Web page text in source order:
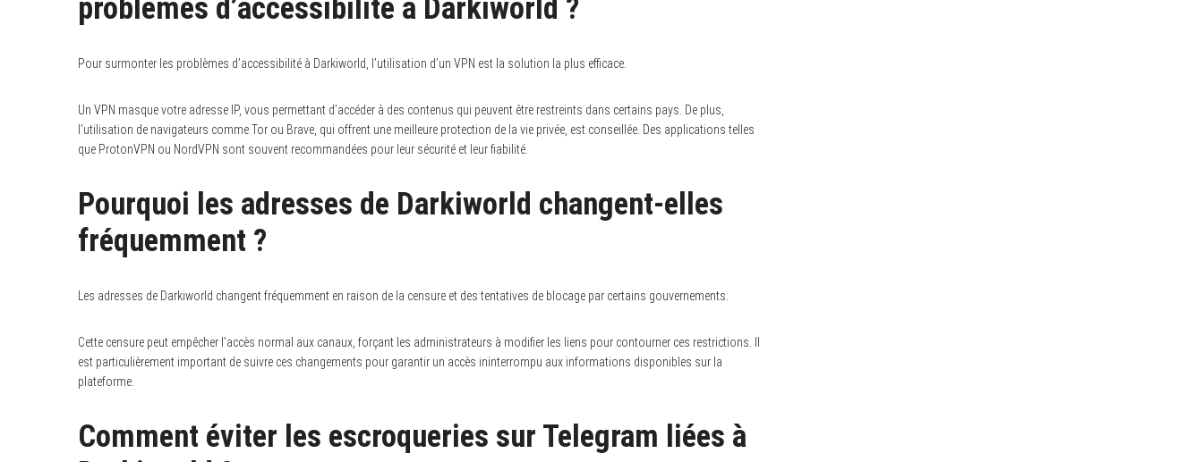
problèmes d’accessibilité à Darkiworld ?
Pour surmonter les problèmes d’accessibilité à Darkiworld, l’utilisation d’un VPN est la solution la plus efficace.
Un VPN masque votre adresse IP, vous permettant d’accéder à des contenus qui peuvent être restreints dans certains pays. De plus,
l’utilisation de navigateurs comme Tor ou Brave, qui offrent une meilleure protection de la vie privée, est conseillée. Des applications telles
que ProtonVPN ou NordVPN sont souvent recommandées pour leur sécurité et leur fiabilité.
Pourquoi les adresses de Darkiworld changent-elles
fréquemment ?
Les adresses de Darkiworld changent fréquemment en raison de la censure et des tentatives de blocage par certains gouvernements.
Cette censure peut empêcher l’accès normal aux canaux, forçant les administrateurs à modifier les liens pour contourner ces restrictions. Il
est particulièrement important de suivre ces changements pour garantir un accès ininterrompu aux informations disponibles sur la
plateforme.
Comment éviter les escroqueries sur Telegram liées à